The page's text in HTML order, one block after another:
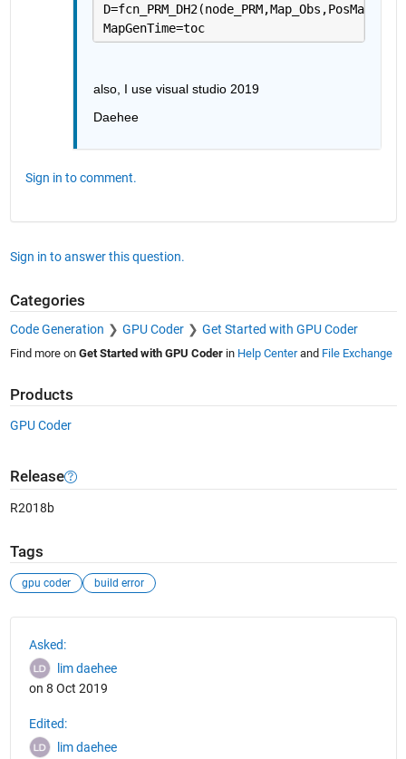
MapGenTime=toc
also, I use visual studio 2019
Daehee
Sign in to comment.
Sign in to answer this question.
Categories
Code Generation GPU Coder Get Started with GPU Coder
Find more on Get Started with GPU Coderin Help Centerand File Exchange
Products
GPU Coder
Release
R2018b
Tags
gpu coder build error
Asked:
lim daehee
on 8 Oct 2019
Edited:
lim daehee